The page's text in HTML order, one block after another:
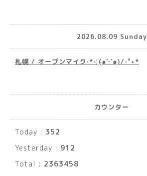
2026.08.09 Sunday
札幌 / オープンマイク·*· ҉(๑′ᵕ‵๑)/‧˚︎˖*
カウンター
Today : 352
Yesterday : 912
Total : 2363458